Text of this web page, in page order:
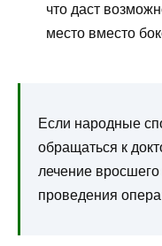
что даст
место вместо
Если народные
обращаться к
лечение
проведения